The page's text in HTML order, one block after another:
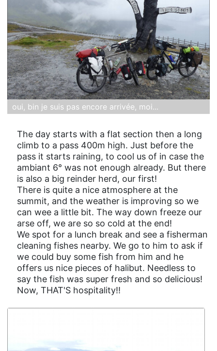
oui, bin je suis pas encore arrivée, moi...
The day starts with a flat section then a long
climb to a pass 400m high. Just before the
pass it starts raining, to cool us of in case the
ambiant 6° was not enough already. But there
is also a big reinder herd, our first!
There is quite a nice atmosphere at the
summit, and the weather is improving so we
can wee a little bit. The way down freeze our
arse off, we are so so cold at the end!
We spot for a lunch break and see a fisherman
cleaning fishes nearby. We go to him to ask if
we could buy some fish from him and he
offers us nice pieces of halibut. Needless to
say the fish was super fresh and so delicious!
Now, THAT'S hospitality!!